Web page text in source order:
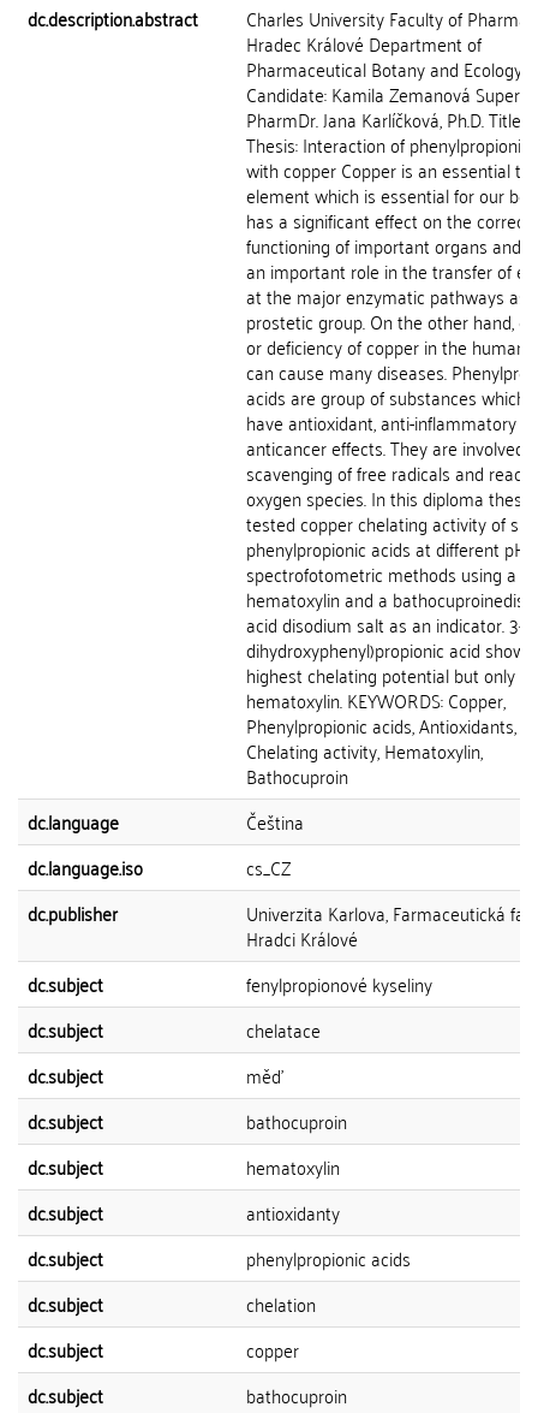
dc.description.abstract
Charles University Faculty of
Hradec Králové Department of
Pharmaceutical Botany and Ecology
Candidate: Kamila Zemanová
PharmDr. Jana Karlíčková, Ph.D. Title
Thesis: Interaction of phenylpropionic
with copper Copper is an essential
element which is essential for our
has a significant effect on the correct
functioning of important organs and
an important role in the transfer of
at the major enzymatic pathways as
prostetic group. On the other hand,
or deficiency of copper in the human
can cause many diseases.
acids are group of substances which
have antioxidant, anti-inflammatory
anticancer effects. They are involved
scavenging of free radicals and
oxygen species. In this diploma
tested copper chelating activity of six
phenylpropionic acids at different
spectrofotometric methods using a
hematoxylin and a
acid disodium salt as an indicator. 3-
dihydroxyphenyl)propionic acid
highest chelating potential but only
hematoxylin. KEYWORDS: Copper,
Phenylpropionic acids, Antioxidants,
Chelating activity, Hematoxylin,
Bathocuproin
dc.language
Čeština
dc.language.iso
cs_CZ
dc.publisher
Univerzita Karlova, Farmaceutická
Hradci Králové
dc.subject
fenylpropionové kyseliny
dc.subject
chelatace
dc.subject
měď
dc.subject
bathocuproin
dc.subject
hematoxylin
dc.subject
antioxidanty
dc.subject
phenylpropionic acids
dc.subject
chelation
dc.subject
copper
dc.subject
bathocuproin